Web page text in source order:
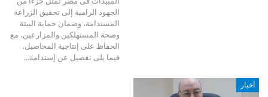
الجهود الرامية إلى تحقيق الزراعة
المستدامة، وضمان حماية البيئة
وصحة المستهلكين والمزارعين، مع
الحفاظ على إنتاجية المحاصيل.
فيما يلى تفصيل عن إستدامة…
أخبار